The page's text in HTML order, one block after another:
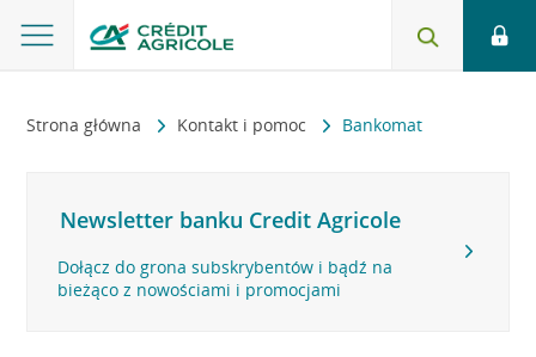
Strona główna Kontakt i pomoc Bankomat
Newsletter banku Credit Agricole
Dołącz do grona subskrybentów i bądź na
bieżąco z nowościami i promocjami